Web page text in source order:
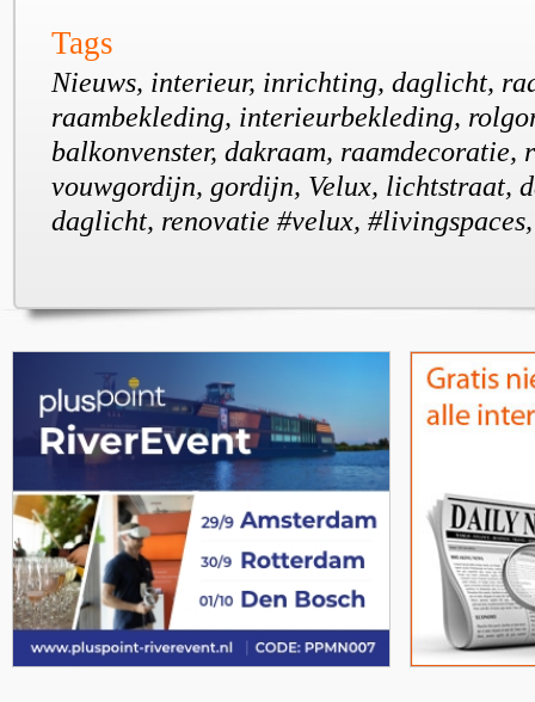
Tags
Nieuws, interieur, inrichting, daglicht,
raambekleding, interieurbekleding,
balkonvenster, dakraam, raamdecoratie,
vouwgordijn, gordijn, Velux, lichtstraat,
daglicht, renovatie #velux,